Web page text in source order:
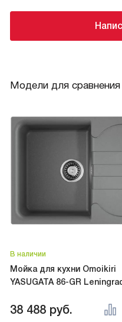
Модели для сравнения
В наличии
Мойка для кухни Omoikiri
YASUGATA 86-GR
38 488 руб.